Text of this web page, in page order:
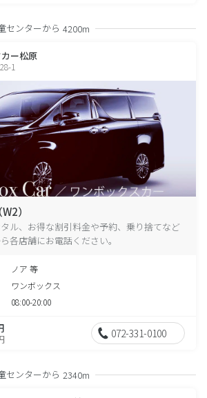
センターから 4200m
ー松原
1
）
ル、お得な割引料金や予約、乗り捨てなど
各店舗にお電話ください。
ノア 等
ワンボックス
08:00-20:00
072-331-0100
センターから 2340m